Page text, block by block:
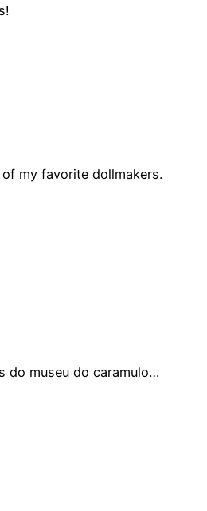
my favorite dollmakers.
do museu do caramulo…